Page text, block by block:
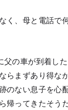
く、母と電話で
父の車が到着し
らまずあり得な
のない息子を心
帰ってきたそう